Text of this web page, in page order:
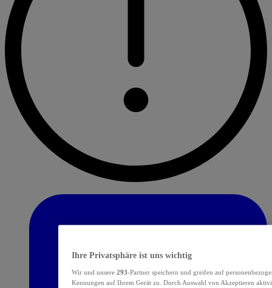
Ihre Privatsphäre ist uns wichtig
Wir und unsere 293-Partner speichern und greifen auf
Kennungen auf Ihrem Gerät zu. Durch Auswahl von Akzeptieren